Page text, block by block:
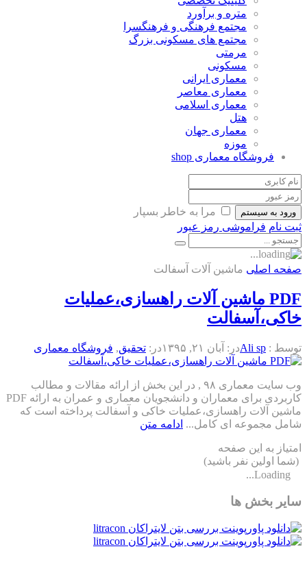
متره و برآورد
مجتمع فرهنگی و فرهنگسرا
مجتمع های مسکونی بزرگ
مرمتی
مسکونی
معماری ایرانی
معماری معاصر
معماری اسلامی
هتل
معماری جهان
موزه
فروشگاه معماری shop
ورود به سیستم
مرا به خاطر بسپار
ثبت نام فراموشی رمز عبور
صفحه اصلی ماشین آلات آسفالت
PDF ماشین آلات راهسازی،عملیات
خاکی،آسفالت
توسط : Ali spدر: آبان ۲۱, ۱۳۹۵ در: تحقیق, فروشگاه معماری
وب سایت معماری ۹۸ , در این بخش از ارائه مقالات و مطالب
کاربردی برای معماران و دانشجویان معماری و عمران به ارائه PDF
ماشین آلات راهسازی،عملیات خاکی و آسفالت پرداخته است که
شامل مجموعه ای کامل... ادامه متن
امتیاز به این صفحه
(شما اولین نفر باشید)
Loading...
سایر بخش ها